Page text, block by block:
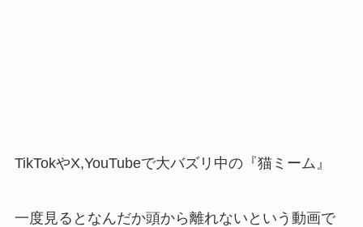
TikTokやX,YouTubeで大バズリ中の『猫ミーム』
一度見るとなんだか頭から離れないという動画で